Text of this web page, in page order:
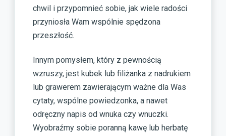
chwil i przypomnieć sobie, jak wiele radości
przyniosła Wam wspólnie spędzona
przeszłość.
Innym pomysłem, który z pewnością
wzruszy, jest kubek lub filiżanka z nadrukiem
lub grawerem zawierającym ważne dla Was
cytaty, wspólne powiedzonka, a nawet
odręczny napis od wnuka czy wnuczki.
Wyobraźmy sobie poranną kawę lub herbatę